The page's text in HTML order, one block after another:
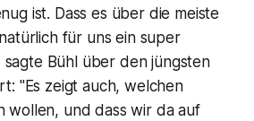
ist. Dass es über die meiste
für uns ein super
sagte Bühl über den jüngsten
"Es zeigt auch, welchen
wollen, und dass wir da auf